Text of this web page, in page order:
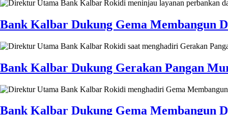
Bank Kalbar Dukung Gema Membangun
Bank Kalbar Dukung Gerakan Pangan
Bank Kalbar Dukung Gema Membangun